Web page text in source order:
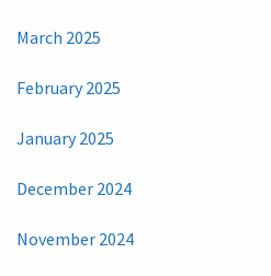
March 2025
February 2025
January 2025
December 2024
November 2024